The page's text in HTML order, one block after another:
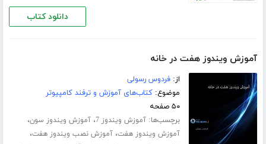
دانلود کتاب
آموزش ویندوز هفت در خانه
از:فردوس رسولی
موضوع:کتاب‌های آموزش و ترفند کامپیوتر
۵۰ صفحه
برچسب‌ها:آموزش ویندوز 7 ،آموزش ویندوز سون،
آموزش ویندوز هفت،آموزش نصب ویندوز هفت،